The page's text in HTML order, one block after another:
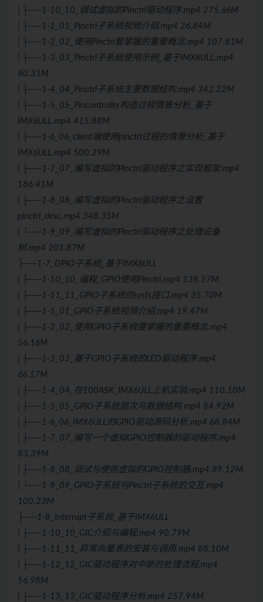
| ├──1-10_10_调试虚拟的Pinctrl驱动程序.mp4 275.66M
| ├──1-1_01_Pinctrl子系统视频介绍.mp4 26.84M
| ├──1-2_02_使用Pinctrl要掌握的重要概念.mp4 107.81M
| ├──1-3_03_Pinctrl子系统使用示例_基于IMX6ULL.mp4
80.31M
| ├──1-4_04_Pinctrl子系统主要数据结构.mp4 342.22M
| ├──1-5_05_Pincontroller构造过程情景分析_基于
IMX6ULL.mp4 415.88M
| ├──1-6_06_client端使用pinctrl过程的情景分析_基于
IMX6ULL.mp4 500.29M
| ├──1-7_07_编写虚拟的Pinctrl驱动程序之实现框架.mp4
186.41M
| ├──1-8_08_编写虚拟的Pinctrl驱动程序之设置
pinctrl_desc.mp4 348.35M
| └──1-9_09_编写虚拟的Pinctrl驱动程序之处理设备
树.mp4 201.87M
├──1-7_DPIO子系统_基于IMX6ULL
| ├──1-10_10_编程_GPIO使用Pinctrl.mp4 138.57M
| ├──1-11_11_GPIO子系统的sysfs接口.mp4 35.70M
| ├──1-1_01_GPIO子系统视频介绍.mp4 19.47M
| ├──1-2_02_使用GPIO子系统要掌握的重要概念.mp4
56.16M
| ├──1-3_03_基于GPIO子系统的LED驱动程序.mp4
66.17M
| ├──1-4_04_在100ASK_IMX6ULL上机实验.mp4 110.10M
| ├──1-5_05_GPIO子系统层次与数据结构.mp4 84.92M
| ├──1-6_06_IMX6ULL的GPIO驱动源码分析.mp4 68.84M
| ├──1-7_07_编写一个虚拟GPIO控制器的驱动程序.mp4
83.39M
| ├──1-8_08_调试与使用虚拟的GPIO控制器.mp4 89.12M
| └──1-9_09_GPIO子系统与Pinctrl子系统的交互.mp4
100.23M
├──1-8_Interrupt子系统_基于IMX6ULL
| ├──1-10_10_GIC介绍与编程.mp4 90.79M
| ├──1-11_11_异常向量表的安装与调用.mp4 88.10M
| ├──1-12_12_GIC驱动程序对中断的处理流程.mp4
56.98M
| ├──1-13_13_GIC驱动程序分析.mp4 257.94M